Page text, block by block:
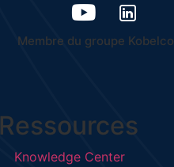
Membre du groupe Kobelco
Ressources
Knowledge Center